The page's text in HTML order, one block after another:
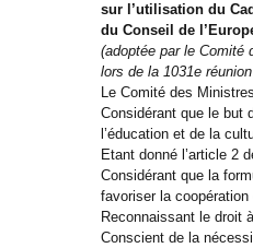
sur l’utilisation du
du Conseil de
(adoptée par le Comité
lors de la 1031e
Le Comité des
Considérant que le but
l’éducation et de la
Etant donné l’article 2
Considérant que la
favoriser la
Reconnaissant le droit
Conscient de la